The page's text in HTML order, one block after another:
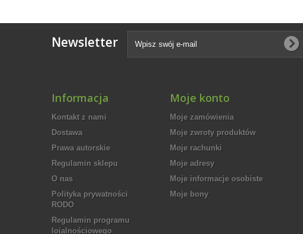
Newsletter
Informacja
Kontakt z nami
Dostawa
Prawa autorskie
Regulamin sklepu
O nas
Polityka prywatności
RODO
Regulamin programu
lojalnościowego
Moje konto
Moje zamówienia
Moje zwroty produktów
Moje rachunki
Moje adresy
Moje informacje osobiste
Moje bony